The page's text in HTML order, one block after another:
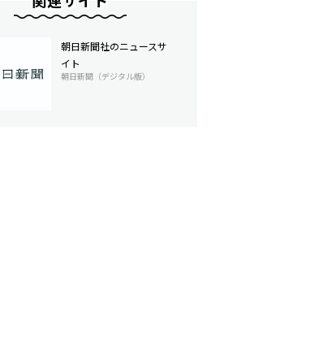
朝日新聞社のニュースサ
イト
朝日新聞（デジタル版）